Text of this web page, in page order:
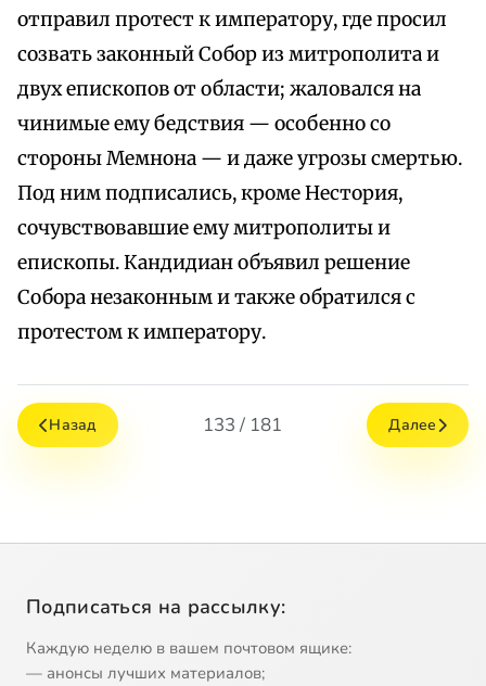
отправил протест к императору, где просил
созвать законный Собор из митрополита и
двух епископов от области; жаловался на
чинимые ему бедствия — особенно со
стороны Мемнона — и даже угрозы смертью.
Под ним подписались, кроме Нестория,
сочувствовавшие ему митрополиты и
епископы. Кандидиан объявил решение
Собора незаконным и также обратился с
протестом к императору.
Назад 133 / 181 Далее
Подписаться на рассылку:
Каждую неделю в вашем почтовом ящике:
— анонсы лучших материалов;